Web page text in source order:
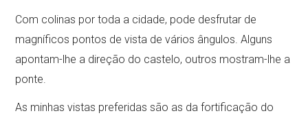
Com colinas por toda a cidade, pode desfrutar de
magníficos pontos de vista de vários ângulos. Alguns
apontam-lhe a direção do castelo, outros mostram-lhe a
ponte.
As minhas vistas preferidas são as da fortificação do